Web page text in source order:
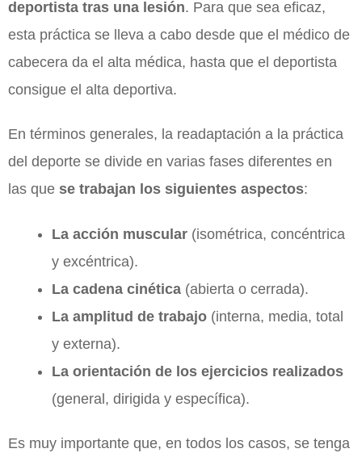
deportista tras una lesión. Para que sea eficaz,
esta práctica se lleva a cabo desde que el médico de
cabecera da el alta médica, hasta que el deportista
consigue el alta deportiva.
En términos generales, la readaptación a la práctica
del deporte se divide en varias fases diferentes en
las que se trabajan los siguientes aspectos:
La acción muscular (isométrica, concéntrica
y excéntrica).
La cadena cinética (abierta o cerrada).
La amplitud de trabajo (interna, media, total
y externa).
La orientación de los ejercicios realizados
(general, dirigida y específica).
Es muy importante que, en todos los casos, se tenga